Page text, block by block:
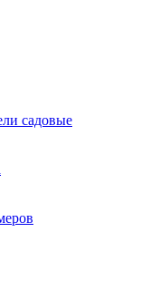
садовые